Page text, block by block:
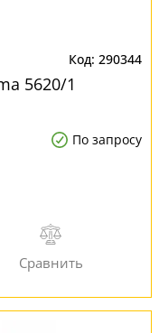
290344
5620/1
По запросу